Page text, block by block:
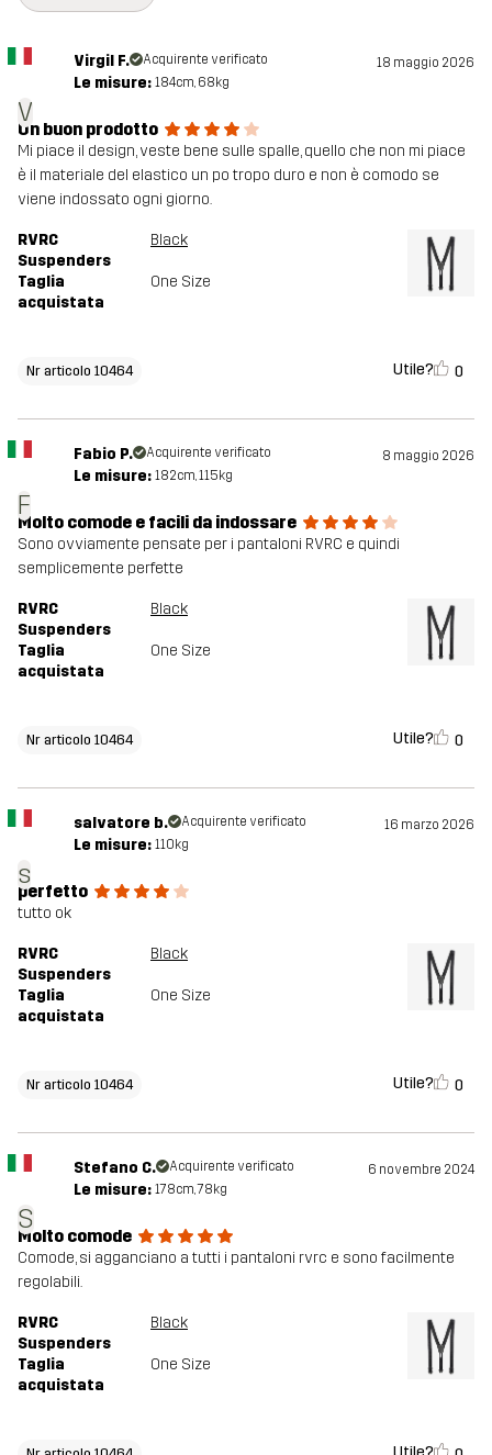
V
Virgil F. Acquirente verificato 18 maggio 2026
Le misure: 184cm, 68kg
Un buon prodotto
Mi piace il design, veste bene sulle spalle, quello che non mi piace
è il materiale del elastico un po tropo duro e non è comodo se
viene indossato ogni giorno.
RVRC
Suspenders
Black
Taglia
acquistata
One Size
Nr articolo 10464 Utile? 0
F
Fabio P. Acquirente verificato 8 maggio 2026
Le misure: 182cm, 115kg
Molto comode e facili da indossare
Sono ovviamente pensate per i pantaloni RVRC e quindi
semplicemente perfette
RVRC
Suspenders
Black
Taglia
acquistata
One Size
Nr articolo 10464 Utile? 0
s
salvatore b. Acquirente verificato 16 marzo 2026
Le misure: 110kg
perfetto
tutto ok
RVRC
Suspenders
Black
Taglia
acquistata
One Size
Nr articolo 10464 Utile? 0
S
Stefano C. Acquirente verificato 6 novembre 2024
Le misure: 178cm, 78kg
Molto comode
Comode, si agganciano a tutti i pantaloni rvrc e sono facilmente
regolabili.
RVRC
Suspenders
Black
Taglia
acquistata
One Size